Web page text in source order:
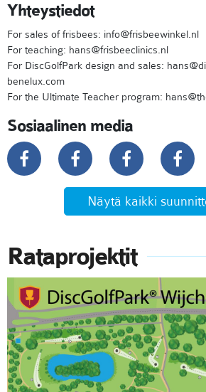
Yhteystiedot
For sales of frisbees: info@frisbeewinkel.nl
For teaching: hans@frisbeeclinics.nl
For DiscGolfPark design and sales:
benelux.com
For the Ultimate Teacher program:
Sosiaalinen media
Näytä kaikki
Rataprojektit